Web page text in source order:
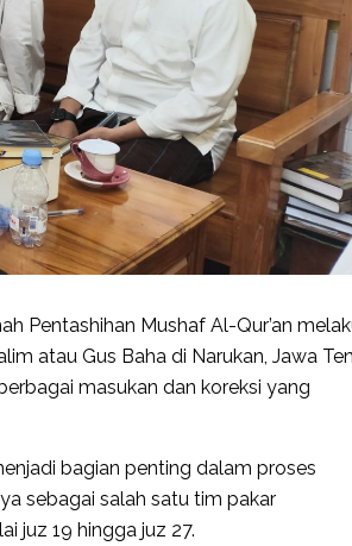
Pentashihan Mushaf Al-Qur’an
atau Gus Baha di Narukan, Jawa
masukan dan koreksi yang
bagian penting dalam proses
sebagai salah satu tim pakar
juz 19 hingga juz 27.